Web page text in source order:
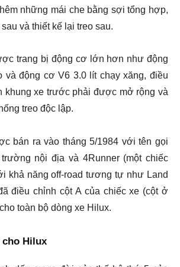
những mái che bằng sợi tổng hợp,
và thiết kế lại treo sau.
trang bị động cơ lớn hơn như động
và động cơ V6 3.0 lít chạy xăng, điều
khung xe trước phải được mở rộng và
treo độc lập.
bán ra vào tháng 5/1984 với tên gọi
nội địa và 4Runner (một chiếc
khả năng off-road tương tự như Land
điều chỉnh cột A của chiếc xe (cột ở
toàn bộ dòng xe Hilux.
Hilux